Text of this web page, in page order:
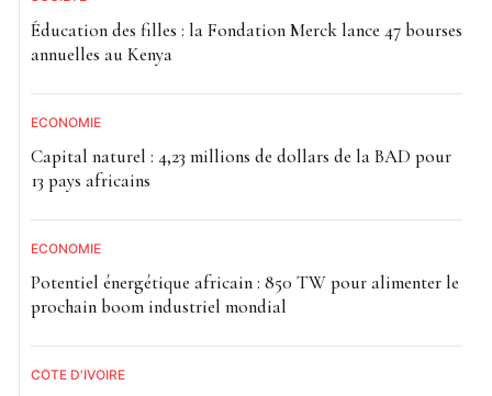
Éducation des filles : la Fondation Merck lance 47 bourses
annuelles au Kenya
ECONOMIE
Capital naturel : 4,23 millions de dollars de la BAD pour
13 pays africains
ECONOMIE
Potentiel énergétique africain : 850 TW pour alimenter le
prochain boom industriel mondial
CÔTE D'IVOIRE